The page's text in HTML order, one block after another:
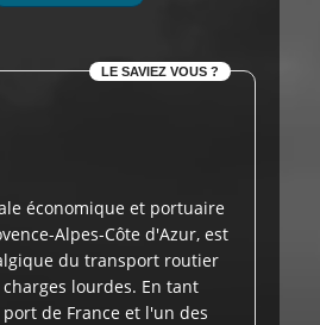
LE SAVIEZ VOUS ?
économique et portuaire
Alpes-Côte d'Azur, est
du transport routier
lourdes. En tant
de France et l'un des